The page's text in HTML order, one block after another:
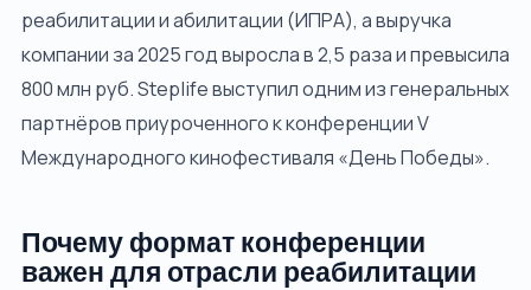
реабилитации и абилитации (ИПРА), а выручка
компании за 2025 год выросла в 2,5 раза и превысила
800 млн руб. Steplife выступил одним из генеральных
партнёров приуроченного к конференции V
Международного кинофестиваля «День Победы».
Почему формат конференции
важен для отрасли реабилитации